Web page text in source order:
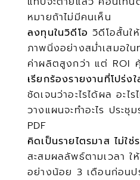
หมายถ้าไม่มีคนเห็น
ลงทุนในวิดีโอ วิดีโอสั้นใ
ภาพนิ่งอย่างสม่ำเสมอใ
ค่าผลิตสูงกว่า แต่ ROI
เรียกร้องรายงานที่โปร่งใ
ชัดเจนว่าอะไรได้ผล อะไ
วางแผนจะทำอะไร ประชุ
PDF
คิดเป็นรายไตรมาส ไม่ใช่
สะสมผลลัพธ์ตามเวลา
อย่างน้อย 3 เดือนก่อนป